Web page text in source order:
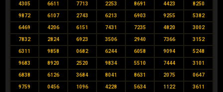
4305 6611 7713 2253 8691 4423 8250
9872 6107 2743 6213 6903 9255 5382
6469 4206 6151 7431 7235 4820 3002
7832 2824 6923 3506 2940 7366 3152
6311 9858 0682 6244 6058 9094 5248
9683 8920 2520 9834 5510 7444 3101
6838 6126 3684 8041 8631 2075 0647
9759 0456 1096 4228 5634 1122 3611